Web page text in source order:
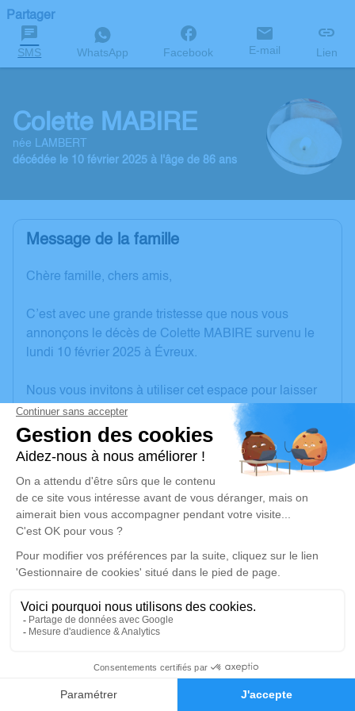
Faire-part Hommages
Partager
SMS WhatsApp Facebook E-mail Lien
Colette MABIRE
née LAMBERT
décédée le 10 février 2025 à l'âge de 86 ans
Message de la famille
Chère famille, chers amis,
C’est avec une grande tristesse que nous vous
annonçons le décès de Colette MABIRE survenu le
lundi 10 février 2025 à Évreux.
Nous vous invitons à utiliser cet espace pour laisser
vos condoléances, partager des photos souvenirs,
une anecdote ou exprimer vos pensées à travers des
poèmes ou des textes. Cet endroit est un lieu
d'expression dédié à honorer la mémoire de Colette
MABIRE.
Un service de plantation d’arbre hommage est
disponible ici.
Je rends hommage
Cérémonie religieuse
Église Saint Martin de Louversey
27190 Louversey